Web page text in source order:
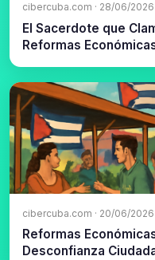
cibercuba.com · 28/06/2026
El Sacerdote que
Reformas
cibercuba.com · 20/06/2026
Reformas
Desconfianza